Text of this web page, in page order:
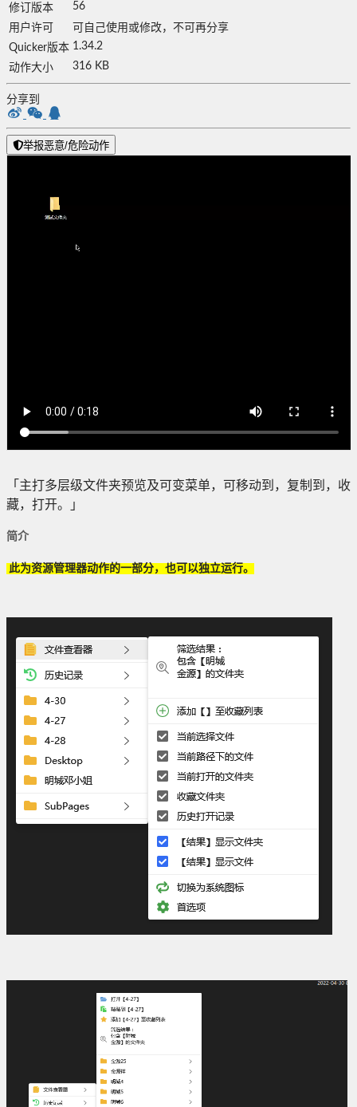
修订版本
56
用户许可
可自己使用或修改，不可再分享
Quicker版本 1.34.2
动作大小
316 KB
分享到
举报恶意/危险动作
「主打多层级文件夹预览及可变菜单，可移动到，复制到，收
藏，打开。」
简介
此为资源管理器动作的一部分，也可以独立运行。